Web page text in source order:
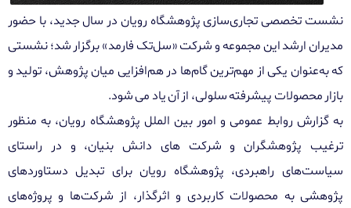
نشست تخصصی تجاری‌سازی پژوهشگاه رویان در سال جدید، با حضور
مدیران ارشد این مجموعه و شرکت«سل‌تک فارمد» برگزار شد؛ نشستی
که به‌عنوان یکی از مهم‌ترین گام‌ها در هم‌افزایی میان پژوهش، تولید و
بازار محصولات پیشرفته سلولی، از آن یاد می شود.
به گزارش روابط عمومی و امور بین الملل پژوهشگاه رویان، به منظور
ترغیب پژوهشگران و شرکت های دانش بنیان، و در راستای
سیاست‌های راهبردی، پژوهشگاه رویان برای تبدیل دستاوردهای
پژوهشی به محصولات کاربردی و اثرگذار، از شرکت‌ها و پروژه‌های